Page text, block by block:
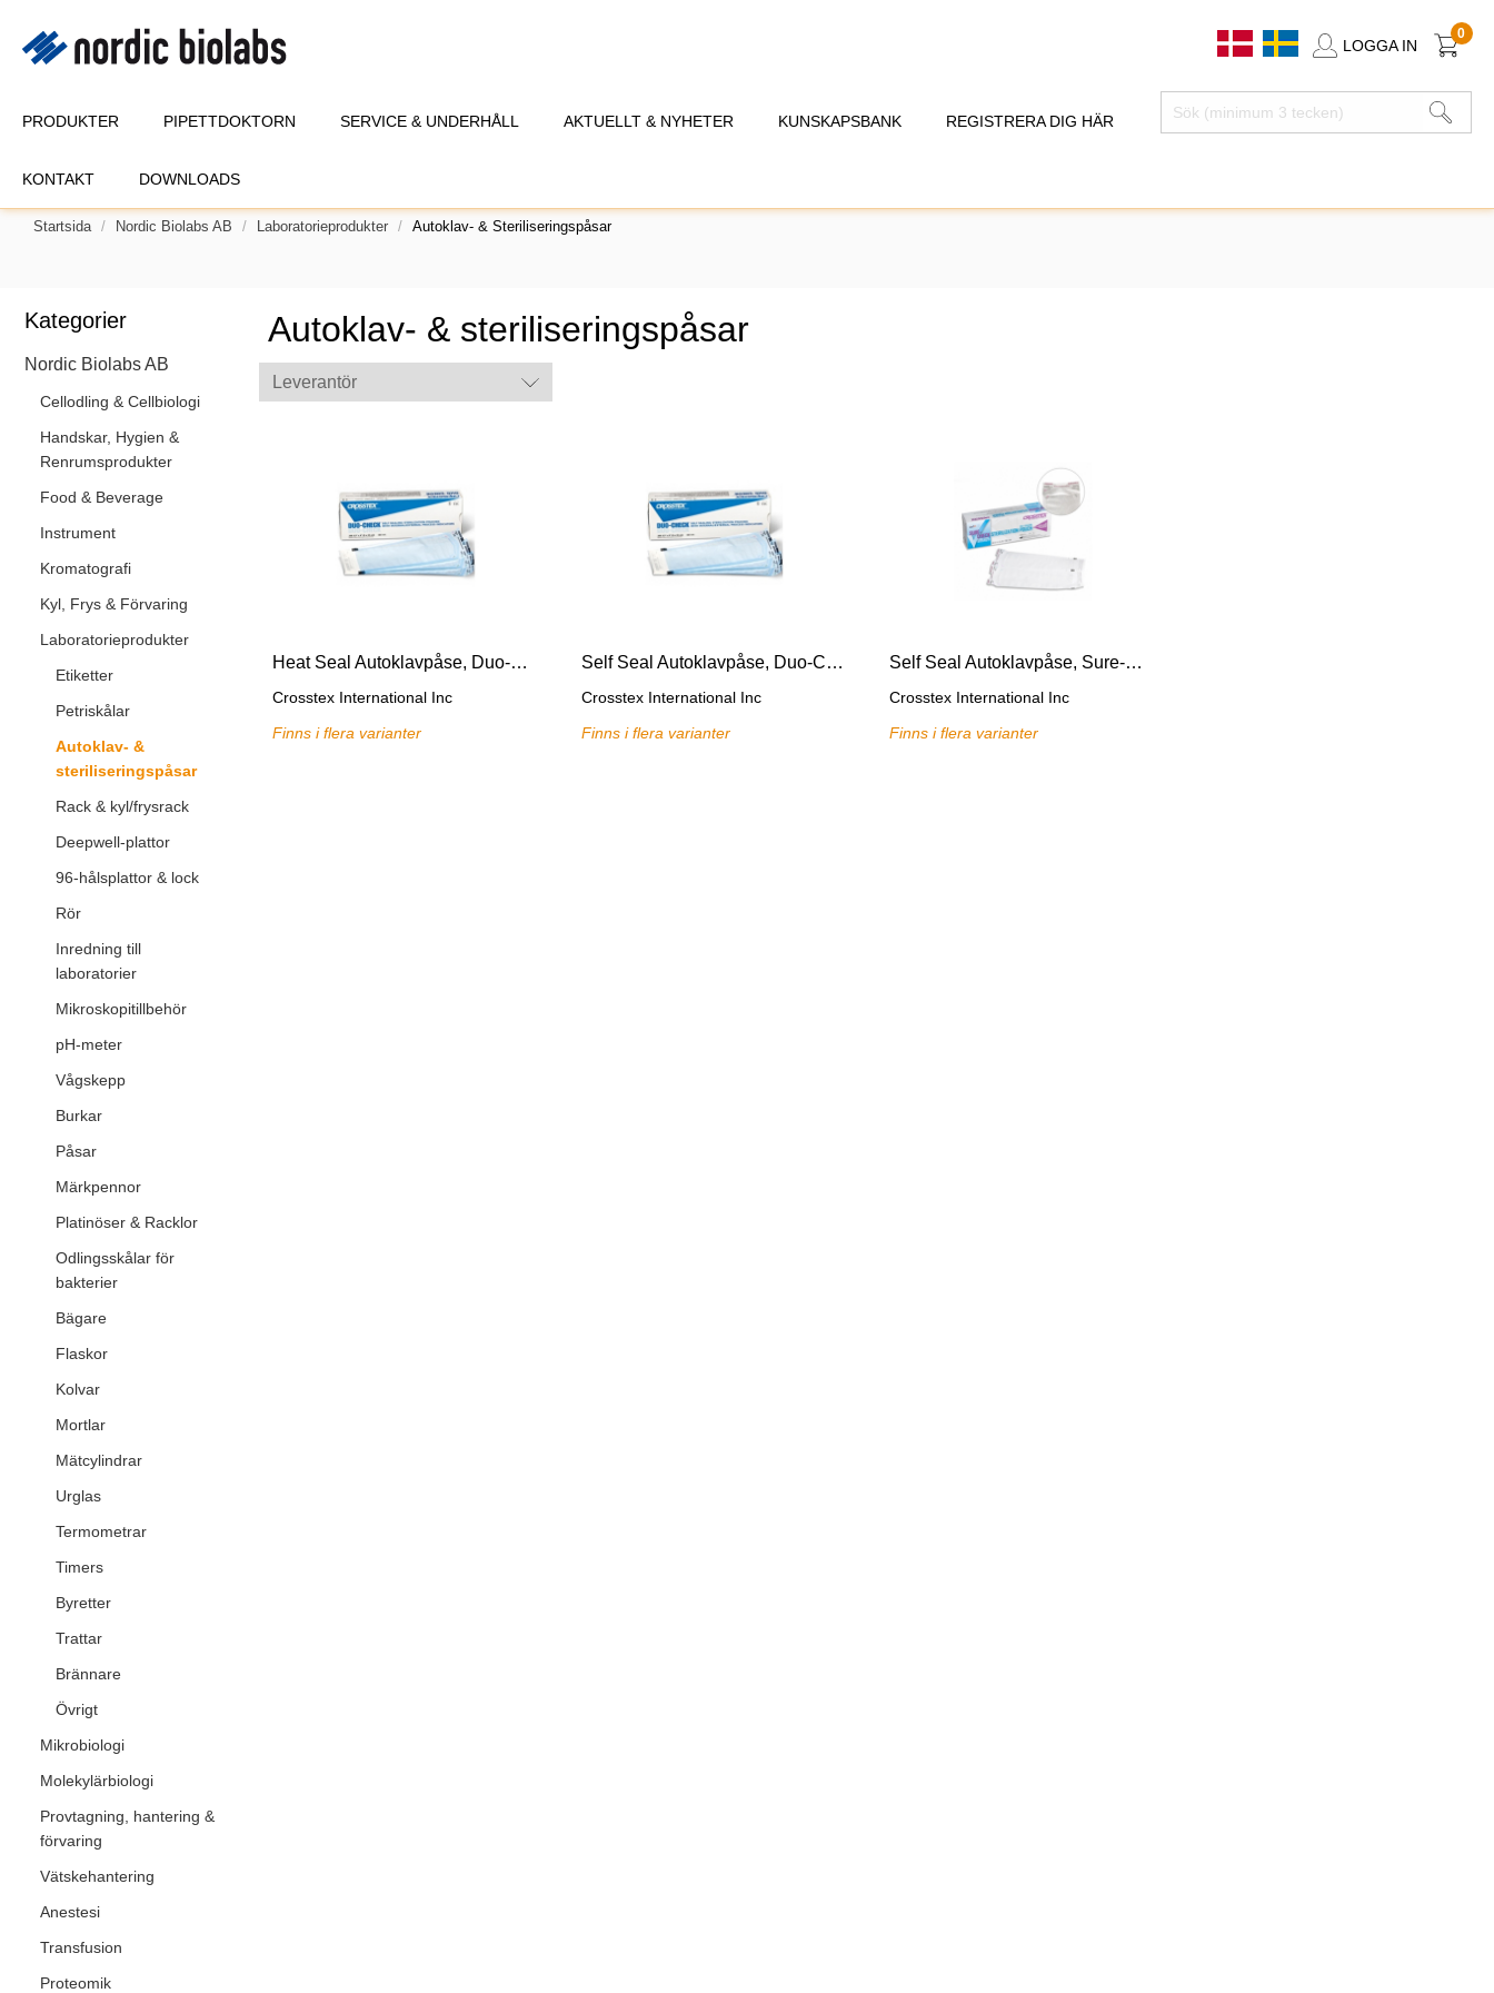
LOGGA IN
0
PRODUKTER PIPETTDOKTORN SERVICE & UNDERHÅLL AKTUELLT & NYHETER KUNSKAPSBANK REGISTRERA DIG HÄR
KONTAKT DOWNLOADS
Startsida Nordic Biolabs AB Laboratorieprodukter Autoklav- & Steriliseringspåsar
Kategorier
Nordic Biolabs AB
Cellodling & Cellbiologi
Handskar, Hygien &
Renrumsprodukter
Food & Beverage
Instrument
Kromatografi
Kyl, Frys & Förvaring
Laboratorieprodukter
Etiketter
Petriskålar
Autoklav- &
steriliseringspåsar
Rack & kyl/frysrack
Deepwell-plattor
96-hålsplattor & lock
Rör
Inredning till
laboratorier
Mikroskopitillbehör
pH-meter
Vågskepp
Burkar
Påsar
Märkpennor
Platinöser & Racklor
Odlingsskålar för
bakterier
Bägare
Flaskor
Kolvar
Mortlar
Mätcylindrar
Urglas
Termometrar
Timers
Byretter
Trattar
Brännare
Övrigt
Mikrobiologi
Molekylärbiologi
Provtagning, hantering &
förvaring
Vätskehantering
Anestesi
Transfusion
Proteomik
Autoklav- & steriliseringspåsar
Leverantör
Heat Seal Autoklavpåse, Duo-Check
Crosstex International Inc
Finns i flera varianter
Self Seal Autoklavpåse, Duo-Check
Crosstex International Inc
Finns i flera varianter
Self Seal Autoklavpåse, Sure-Check
Crosstex International Inc
Finns i flera varianter